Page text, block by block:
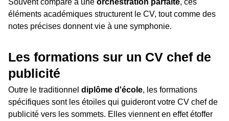
éléments académiques structurent le CV, tout comme des
notes précises donnent vie à une symphonie.
Les formations sur un CV chef de
publicité
Outre le traditionnel diplôme d'école, les formations
spécifiques sont les étoiles qui guideront votre CV chef de
publicité vers les sommets. Elles viennent en effet étoffer